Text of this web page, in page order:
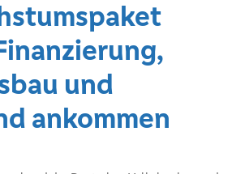
und
ankommen